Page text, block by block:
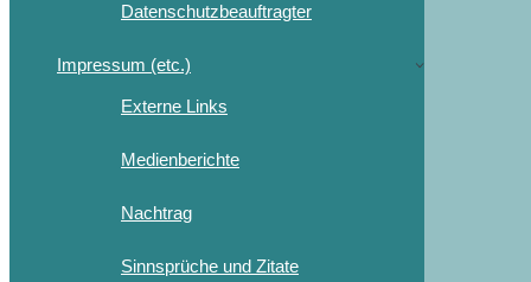
Datenschutzbeauftragter
Impressum (etc.)
Externe Links
Medienberichte
Nachtrag
Sinnsprüche und Zitate